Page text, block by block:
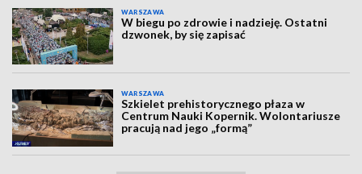
WARSZAWA
W biegu po zdrowie i nadzieję. Ostatni
dzwonek, by się zapisać
WARSZAWA
Szkielet prehistorycznego płaza w
Centrum Nauki Kopernik. Wolontariusze
pracują nad jego „formą”